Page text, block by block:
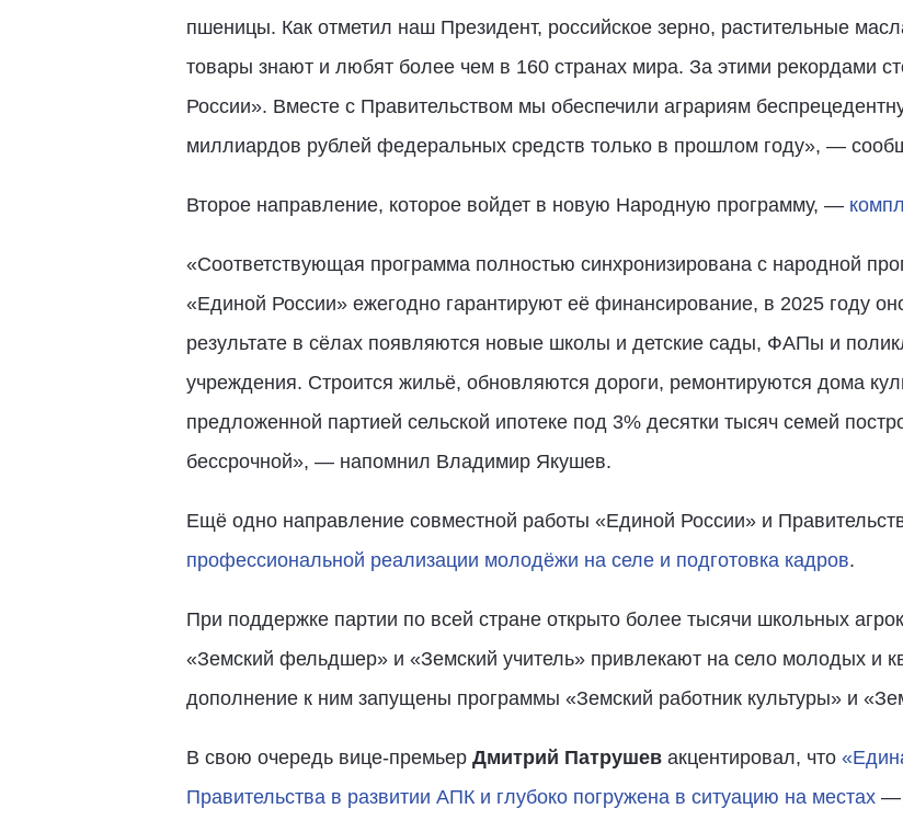
пшеницы. Как отметил наш Президент, российское зерно, растительные
товары знают и любят более чем в 160 странах мира. За этими рекордами
России». Вместе с Правительством мы обеспечили аграриям
миллиардов рублей федеральных средств только в прошлом году», —
Второе направление, которое войдет в новую Народную программу, —
«Соответствующая программа полностью синхронизирована с народной
«Единой России» ежегодно гарантируют её финансирование, в 2025 году
результате в сёлах появляются новые школы и детские сады, ФАПы и
учреждения. Строится жильё, обновляются дороги, ремонтируются дома
предложенной партией сельской ипотеке под 3% десятки тысяч семей
бессрочной», — напомнил Владимир Якушев.
Ещё одно направление совместной работы «Единой России» и
профессиональной реализации молодёжи на селе и подготовка кадров.
При поддержке партии по всей стране открыто более тысячи школьных
«Земский фельдшер» и «Земский учитель» привлекают на село молодых и
дополнение к ним запущены программы «Земский работник культуры» и
В свою очередь вице-премьер Дмитрий Патрушев акцентировал, что
Правительства в развитии АПК и глубоко погружена в ситуацию на местах—